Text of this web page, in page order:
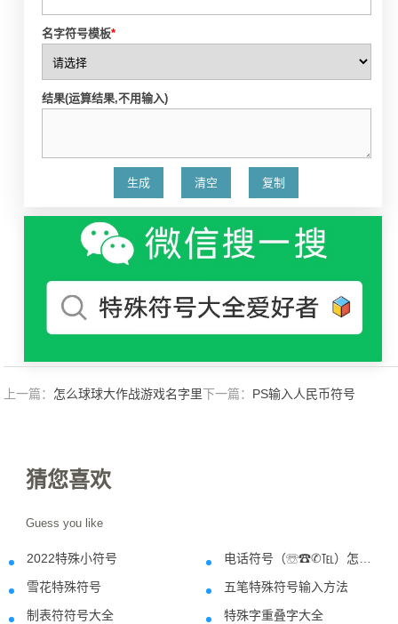
名字符号模板*
结果(运算结果,不用输入)
上一篇： 怎么球球大作战游戏名字里下一篇： PS输入人民币符号
猜您喜欢
Guess you like
2022特殊小符号 电话符号（☏☎✆℡）怎么打？
雪花特殊符号 五笔特殊符号输入方法
制表符符号大全 特殊字重叠字大全